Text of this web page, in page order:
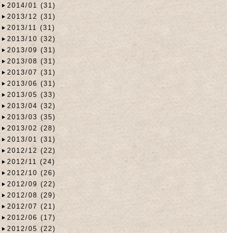
2014/01 (31)
2013/12 (31)
2013/11 (31)
2013/10 (32)
2013/09 (31)
2013/08 (31)
2013/07 (31)
2013/06 (31)
2013/05 (33)
2013/04 (32)
2013/03 (35)
2013/02 (28)
2013/01 (31)
2012/12 (22)
2012/11 (24)
2012/10 (26)
2012/09 (22)
2012/08 (29)
2012/07 (21)
2012/06 (17)
2012/05 (22)